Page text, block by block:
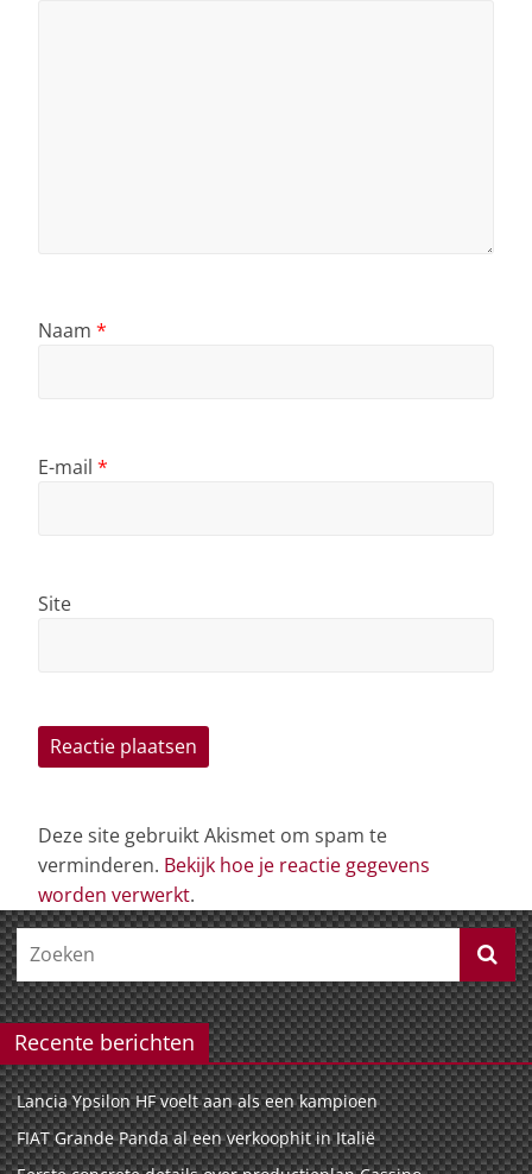
Naam *
E-mail *
Site
Deze site gebruikt Akismet om spam te
verminderen. Bekijk hoe je reactie gegevens
worden verwerkt.
Recente berichten
Lancia Ypsilon HF voelt aan als een kampioen
FIAT Grande Panda al een verkoophit in Italië